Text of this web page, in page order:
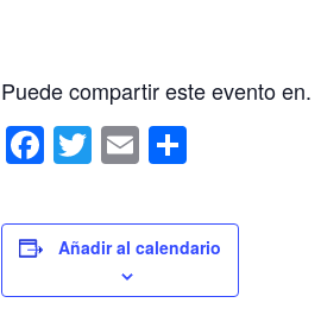
Puede compartir este evento en.
F
c
e
b
T
tt
er
E
ail
C
m
p
ar
Añadir al calendario